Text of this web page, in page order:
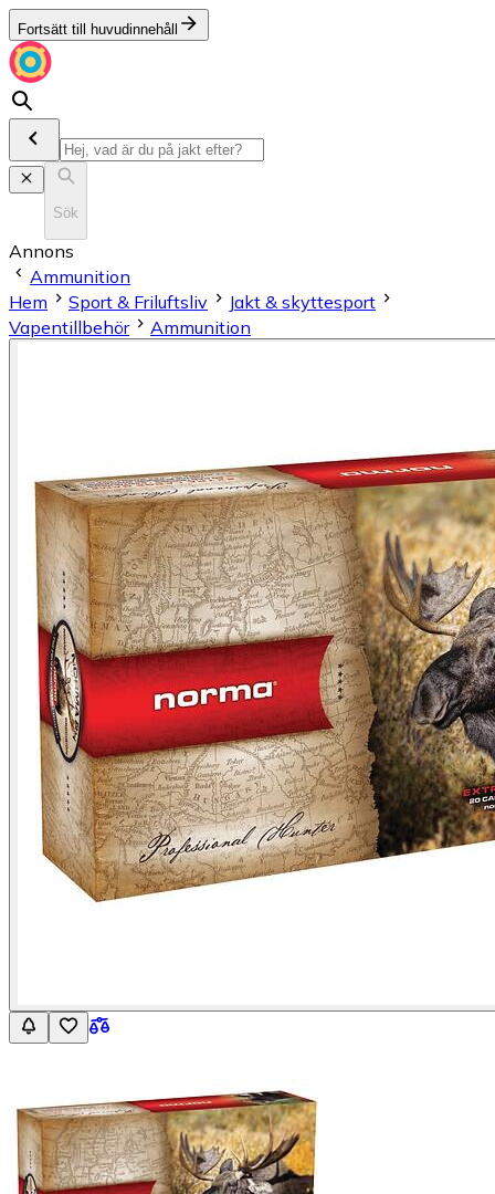
Fortsätt till huvudinnehåll
Sök
Annons
Ammunition
Hem
Sport & Friluftsliv
Jakt & skyttesport
Vapentillbehör
Ammunition